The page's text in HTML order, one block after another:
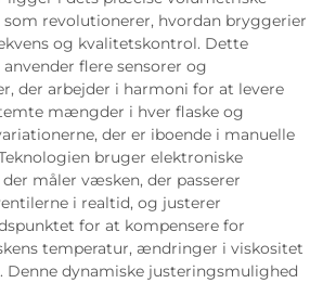
revolutionerer, hvordan bryggerier
og kvalitetskontrol. Dette
flere sensorer og
der arbejder i harmoni for at levere
mængder i hver flaske og
der er iboende i manuelle
bruger elektroniske
måler væsken, der passerer
i realtid, og justerer
for at kompensere for
temperatur, ændringer i viskositet
dynamiske justeringsmulighed